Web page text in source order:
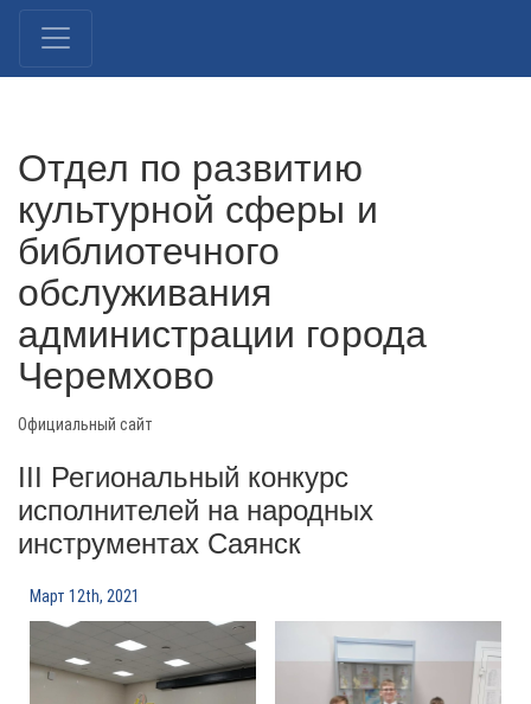
Отдел по развитию
культурной сферы и
библиотечного
обслуживания
администрации города
Черемхово
Официальный сайт
III Региональный конкурс
исполнителей на народных
инструментах Саянск
Март 12th, 2021